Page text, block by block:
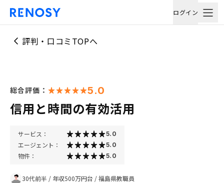
ログイン
評判・口コミTOPへ
総合評価： 5.0
信用と時間の有効活用
サービス： 5.0
エージェント： 5.0
物件： 5.0
30代前半 / 年収500万円台 /福島県教職員